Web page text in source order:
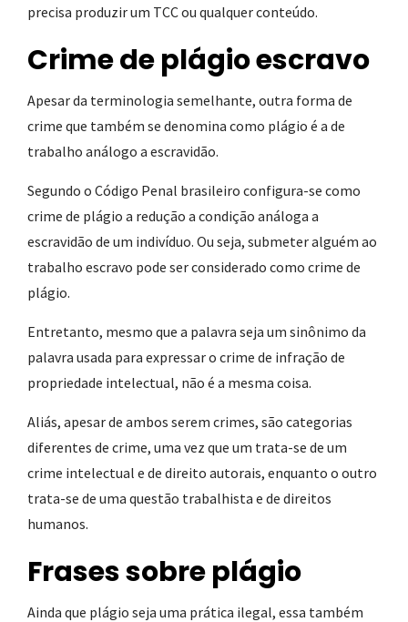
precisa produzir um TCC ou qualquer conteúdo.
Crime de plágio escravo
Apesar da terminologia semelhante, outra forma de
crime que também se denomina como plágio é a de
trabalho análogo a escravidão.
Segundo o Código Penal brasileiro configura-se como
crime de plágio a redução a condição análoga a
escravidão de um indivíduo. Ou seja, submeter alguém ao
trabalho escravo pode ser considerado como crime de
plágio.
Entretanto, mesmo que a palavra seja um sinônimo da
palavra usada para expressar o crime de infração de
propriedade intelectual, não é a mesma coisa.
Aliás, apesar de ambos serem crimes, são categorias
diferentes de crime, uma vez que um trata-se de um
crime intelectual e de direito autorais, enquanto o outro
trata-se de uma questão trabalhista e de direitos
humanos.
Frases sobre plágio
Ainda que plágio seja uma prática ilegal, essa também